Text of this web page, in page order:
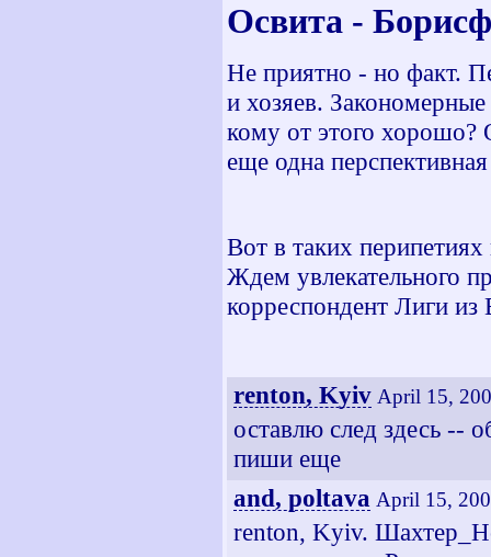
Освита
Не приятно - но факт.
и хозяев.
кому от этого хорошо?
еще одна
Вот в таких
Ждем увлекательного
корреспондент Лиги
renton, Kyiv April 15,
оставлю след здесь --
пиши еще
and, poltava April 15,
renton, Kyiv.